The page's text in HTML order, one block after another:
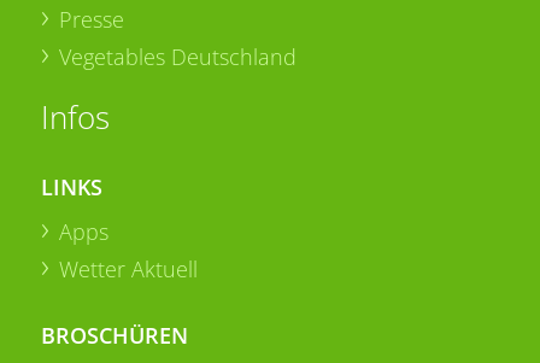
Presse
Vegetables Deutschland
Infos
LINKS
Apps
Wetter Aktuell
BROSCHÜREN